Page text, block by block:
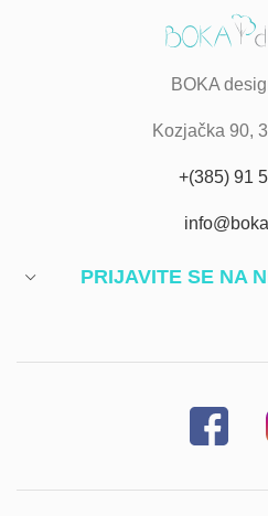
BOKA
Kozjačka 90,
+(385) 91
PRIJAVITE SE NA